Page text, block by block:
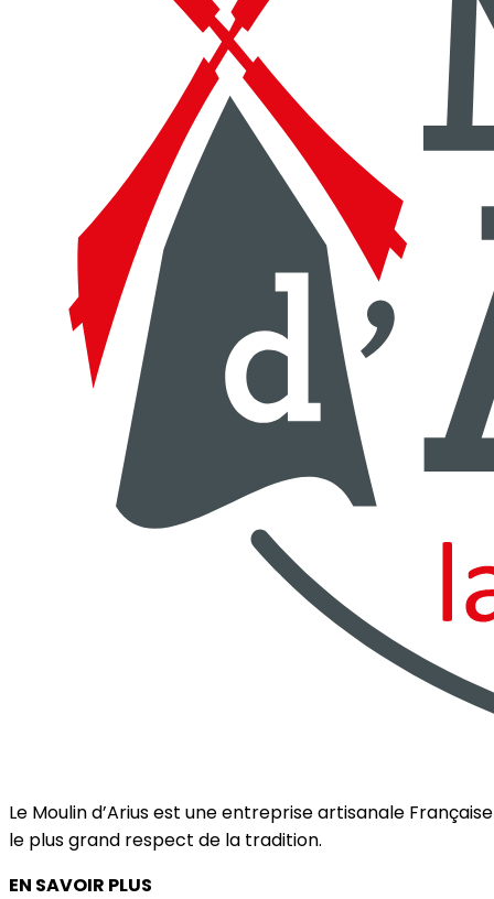
Le Moulin d’Arius est une entreprise artisanale
le plus grand respect de la tradition.
EN SAVOIR PLUS